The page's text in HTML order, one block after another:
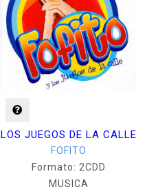
LOS JUEGOS DE LA CALLE
FOFITO
Formato: 2CDD
MUSICA